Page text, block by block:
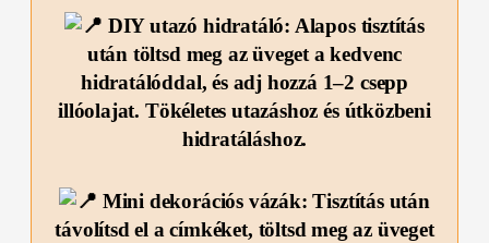
DIY utazó hidratáló: Alapos tisztítás
után töltsd meg az üveget a kedvenc
hidratálóddal, és adj hozzá 1–2 csepp
illóolajat. Tökéletes utazáshoz és útközbeni
hidratáláshoz.
Mini dekorációs vázák: Tisztítás után
távolítsd el a címkéket, töltsd meg az üveget